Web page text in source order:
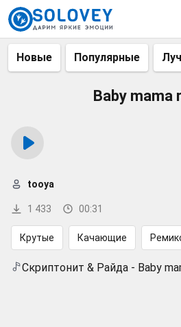
Новые Популярные
Baby mama
1 433 00:31
tooya
Крутые Качающие
Скриптонит & Райда - Baby